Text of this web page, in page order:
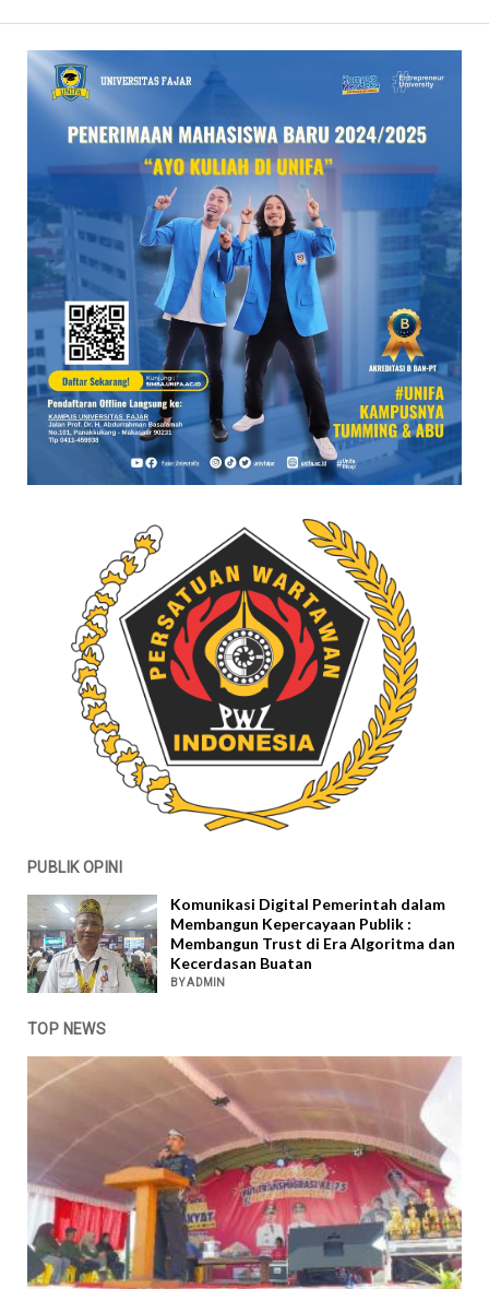
PUBLIK OPINI
Komunikasi Digital Pemerintah dalam
Membangun Kepercayaan Publik :
Membangun Trust di Era Algoritma dan
Kecerdasan Buatan
BY ADMIN
TOP NEWS